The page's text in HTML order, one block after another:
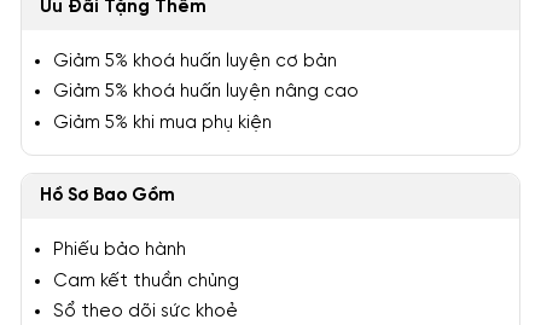
Ưu Đãi Tặng Thêm
Giảm 5% khoá huấn luyện cơ bản
Giảm 5% khoá huấn luyện nâng cao
Giảm 5% khi mua phụ kiện
Hồ Sơ Bao Gồm
Phiếu bảo hành
Cam kết thuần chủng
Sổ theo dõi sức khoẻ